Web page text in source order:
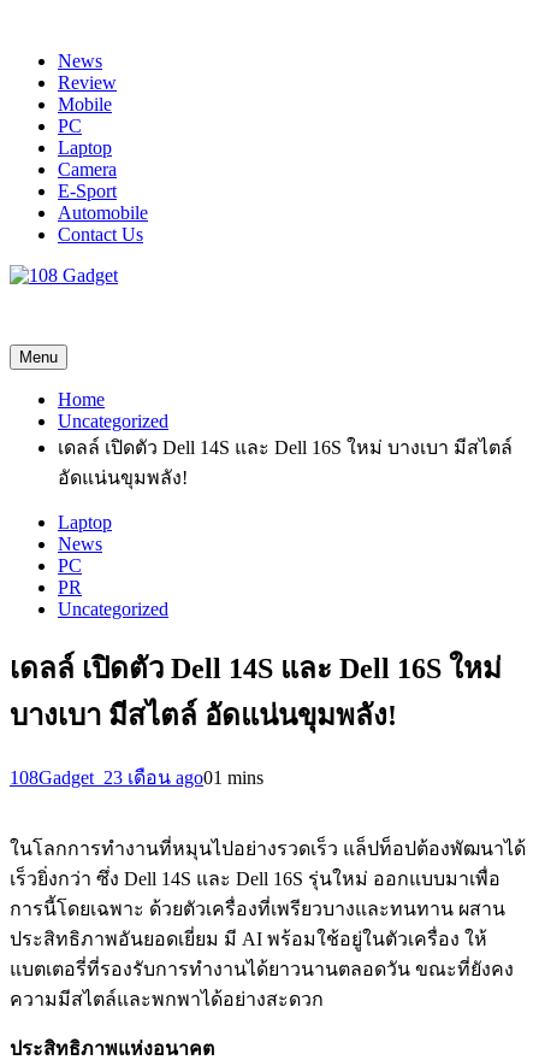
contentNews
Review
Mobile
PC
Laptop
Camera
E-Sport
Automobile
Contact Us
Menu
Home
Uncategorized
เดลล์ เปิดตัว Dell 14S และ Dell 16S ใหม่ บางเบา มีสไตล์
อัดแน่นขุมพลัง!
Laptop
News
PC
PR
Uncategorized
เดลล์ เปิดตัว Dell 14S และ Dell 16S ใหม่
บางเบา มีสไตล์ อัดแน่นขุมพลัง!
108Gadget_23 เดือน ago01 mins
ในโลกการทำงานที่หมุนไปอย่างรวดเร็ว แล็ปท็อปต้องพัฒนาได้
เร็วยิ่งกว่า ซึ่ง Dell 14S และ Dell 16S รุ่นใหม่ ออกแบบมาเพื่อ
การนี้โดยเฉพาะ ด้วยตัวเครื่องที่เพรียวบางและทนทาน ผสาน
ประสิทธิภาพอันยอดเยี่ยม มี AI พร้อมใช้อยู่ในตัวเครื่อง ให้
แบตเตอรี่ที่รองรับการทำงานได้ยาวนานตลอดวัน ขณะที่ยังคง
ความมีสไตล์และพกพาได้อย่างสะดวก
ประสิทธิภาพแห่งอนาคต